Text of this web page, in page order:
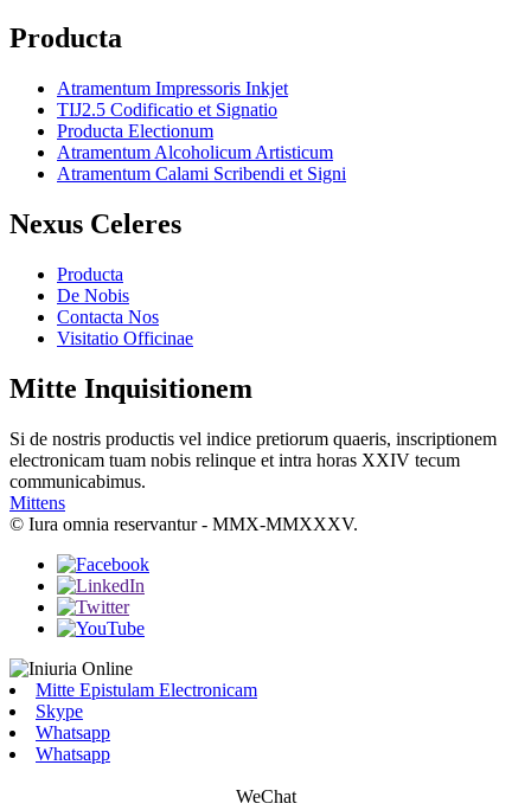
Producta
Atramentum Impressoris Inkjet
TIJ2.5 Codificatio et Signatio
Producta Electionum
Atramentum Alcoholicum Artisticum
Atramentum Calami Scribendi et Signi
Nexus Celeres
Producta
De Nobis
Contacta Nos
Visitatio Officinae
Mitte Inquisitionem
Si de nostris productis vel indice pretiorum quaeris, inscriptionem
electronicam tuam nobis relinque et intra horas XXIV tecum
communicabimus.
Mittens
© Iura omnia reservantur - MMX-MMXXXV.
Mitte Epistulam Electronicam
Skype
Whatsapp
Whatsapp
WeChat